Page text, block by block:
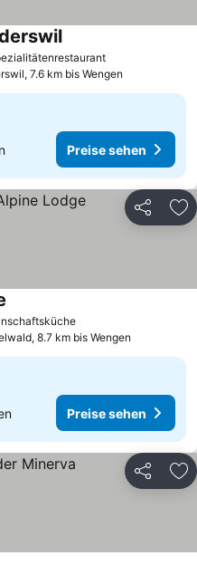
Preise sehen
Preise sehen
7.6 km bis Wengen
Preise sehen
Teilen
Preise sehen
8.7 km bis Wengen
Preise sehen
Teilen